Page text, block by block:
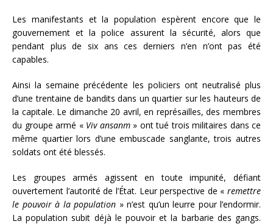
Les manifestants et la population espèrent encore que le
gouvernement et la police assurent la sécurité, alors que
pendant plus de six ans ces derniers n’en n’ont pas été
capables.
Ainsi la semaine précédente les policiers ont neutralisé plus
d’une trentaine de bandits dans un quartier sur les hauteurs de
la capitale. Le dimanche 20 avril, en représailles, des membres
du groupe armé « Viv ansanm » ont tué trois militaires dans ce
même quartier lors d’une embuscade sanglante, trois autres
soldats ont été blessés.
Les groupes armés agissent en toute impunité, défiant
ouvertement l’autorité de l’État. Leur perspective de « remettre
le pouvoir à la population » n’est qu’un leurre pour l’endormir.
La population subit déjà le pouvoir et la barbarie des gangs.